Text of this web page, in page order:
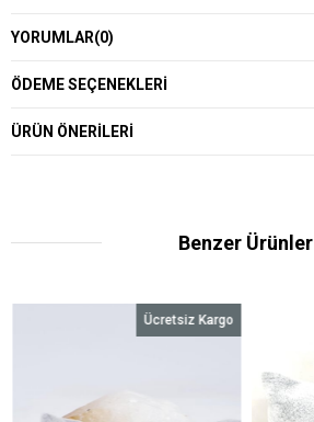
YORUMLAR(0)
ÖDEME SEÇENEKLERI
ÜRÜN ÖNERILERI
Benzer Ürünler
Ücretsiz Kargo